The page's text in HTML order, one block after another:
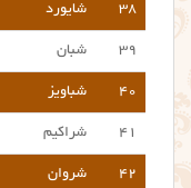
۳۸ شایورد
۳۹ شبان
۴۰ شباویز
۴۱ شراکیم
۴۲ شروان